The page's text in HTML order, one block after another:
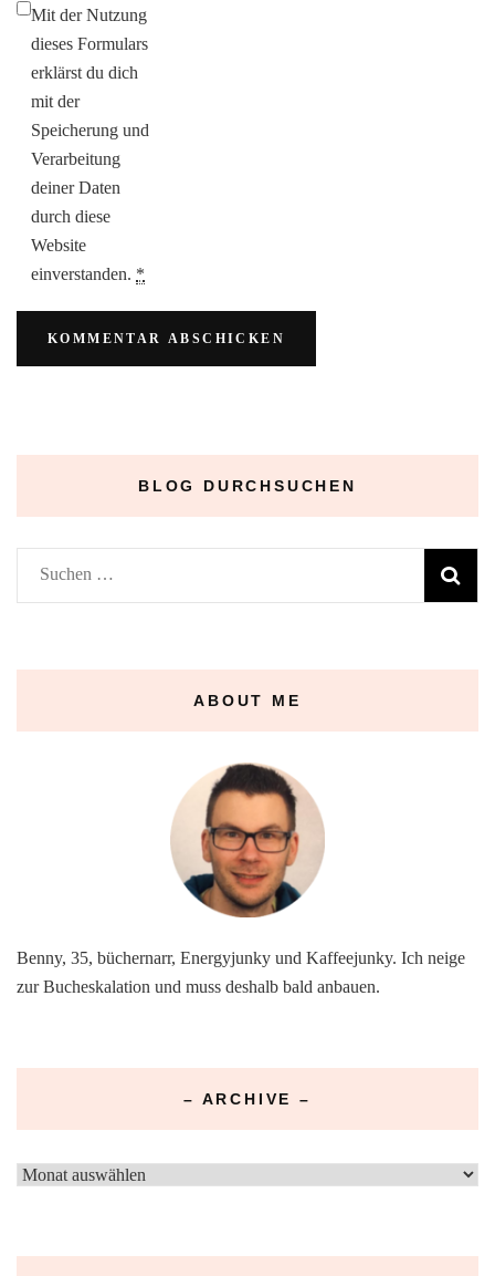
Mit der Nutzung
dieses Formulars
erklärst du dich
mit der
Speicherung und
Verarbeitung
deiner Daten
durch diese
Website
einverstanden. *
BLOG DURCHSUCHEN
Suchen
nach:
ABOUT ME
Benny, 35, büchernarr, Energyjunky und Kaffeejunky. Ich neige
zur Bucheskalation und muss deshalb bald anbauen.
– ARCHIVE –
–